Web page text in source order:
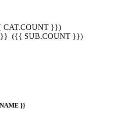
CAT.COUNT }})
}} ({{ SUB.COUNT }})
}}